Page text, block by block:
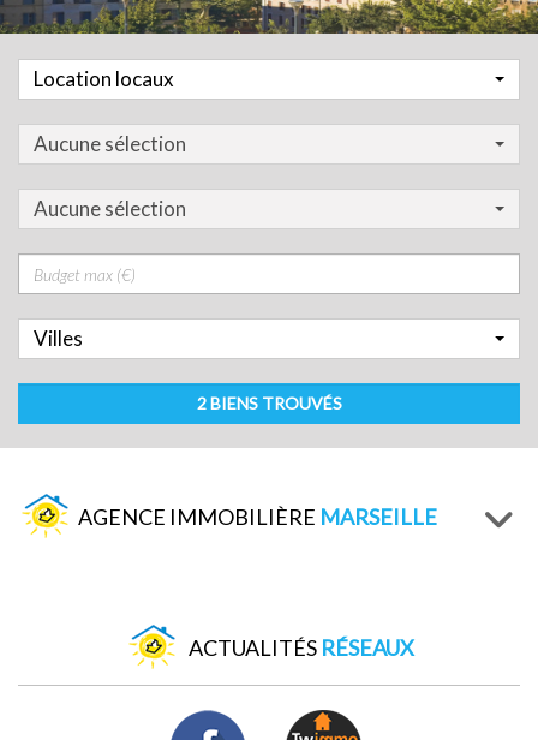
Location locaux
Aucune sélection
Aucune sélection
Villes
2 BIENS TROUVÉS
AGENCE IMMOBILIÈRE MARSEILLE
ACTUALITÉS RÉSEAUX